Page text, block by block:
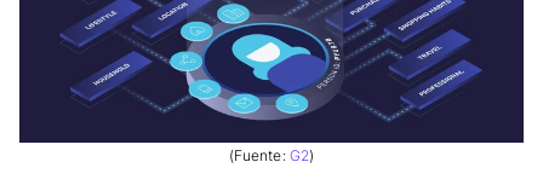
(Fuente: G2)